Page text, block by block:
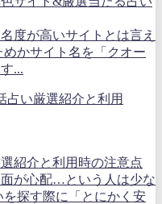
度が高いサイトとは言え
かサイト名を「クオー
...
紹介と利用時の注意点
が心配…という人は少な
を探す際に「とにかく安